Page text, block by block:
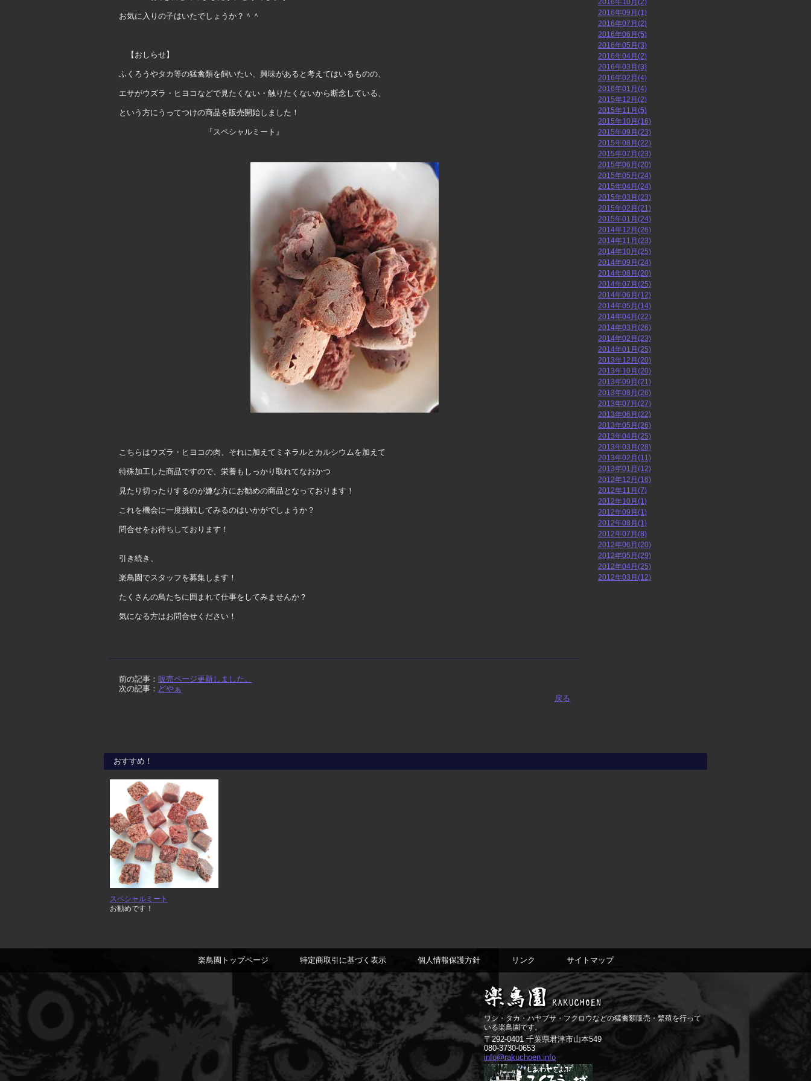
お気に入りの子はいたでしょうか？＾＾
【おしらせ】
ふくろうやタカ等の猛禽類を飼いたい、興味があると考えてはいるものの、
エサがウズラ・ヒヨコなどで見たくない・触りたくないから断念している、
という方にうってつけの商品を販売開始しました！
『スペシャルミート』
こちらはウズラ・ヒヨコの肉、それに加えてミネラルとカルシウムを加えて
特殊加工した商品ですので、栄養もしっかり取れてなおかつ
見たり切ったりするのが嫌な方にお勧めの商品となっております！
これを機会に一度挑戦してみるのはいかがでしょうか？
問合せをお待ちしております！
引き続き、
楽鳥園でスタッフを募集します！
たくさんの鳥たちに囲まれて仕事をしてみませんか？
気になる方はお問合せください！
前の記事： 販売ページ更新しました。
次の記事： どやぁ
戻る
2016年09月(1)
2016年07月(2)
2016年06月(5)
2016年05月(3)
2016年04月(2)
2016年03月(3)
2016年02月(4)
2016年01月(4)
2015年12月(2)
2015年11月(5)
2015年10月(16)
2015年09月(23)
2015年08月(22)
2015年07月(23)
2015年06月(20)
2015年05月(24)
2015年04月(24)
2015年03月(23)
2015年02月(21)
2015年01月(24)
2014年12月(26)
2014年11月(23)
2014年10月(25)
2014年09月(24)
2014年08月(20)
2014年07月(25)
2014年06月(12)
2014年05月(14)
2014年04月(22)
2014年03月(26)
2014年02月(23)
2014年01月(25)
2013年12月(20)
2013年10月(20)
2013年09月(21)
2013年08月(26)
2013年07月(27)
2013年06月(22)
2013年05月(26)
2013年04月(25)
2013年03月(28)
2013年02月(11)
2013年01月(12)
2012年12月(16)
2012年11月(7)
2012年10月(1)
2012年09月(1)
2012年08月(1)
2012年07月(8)
2012年06月(20)
2012年05月(29)
2012年04月(25)
2012年03月(12)
おすすめ！
スペシャルミート
お勧めです！
楽鳥園トップページ 特定商取引に基づく表示 個人情報保護方針 リンク サイトマップ
ワシ・タカ・ハヤブサ・フクロウなどの猛禽類販売・繁殖を行って
いる楽鳥園です。
〒292-0401 千葉県君津市山本549
080-3730-0653
info@rakuchoen.info